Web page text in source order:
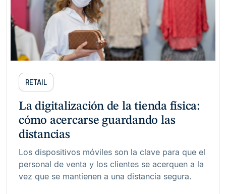
RETAIL
La digitalización de la tienda física:
cómo acercarse guardando las
distancias
Los dispositivos móviles son la clave para que el
personal de venta y los clientes se acerquen a la
vez que se mantienen a una distancia segura.